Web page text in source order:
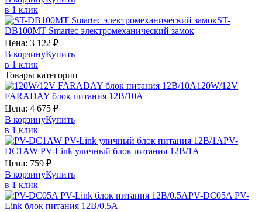
в 1 клик
ST-
DB100MT Smartec электромеханический замок
Цена: 3 122 ₽
В корзинуКупить
в 1 клик
Товары категории
120W/12V
FARADAY блок питания 12В/10A
Цена: 4 675 ₽
В корзинуКупить
в 1 клик
PV-
DC1AW PV-Link уличный блок питания 12В/1А
Цена: 759 ₽
В корзинуКупить
в 1 клик
PV-DC05APV-
Link блок питания 12В/0.5А